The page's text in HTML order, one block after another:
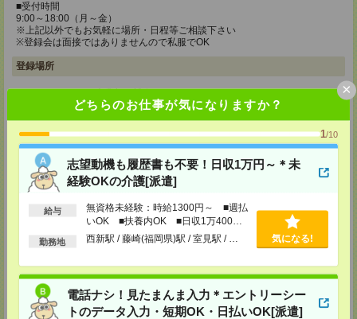
どちらのお仕事が気になりますか？
1/10
志望動機も履歴書も不要！日収1万円～＊未
経験OKの介護[派遣]
給与
無資格未経験：時給1300円～ ■週払
いOK ■扶養内OK ■日収1万400円
以上
勤務地 西新駅 / 藤崎(福岡県)駅 / 室見駅 / … 気になる!
電話ナシ！見たまんま入力＊エントリーシー
トのデータ入力・短期OK・日払いOK[派遣]
×
■受付時間
9:00～18:00（月～金）
※上記以外でもお気軽に場所・日程等ご相談下さい
※登録会は面接ではありませんので私服でOK
登録場所
福岡県福岡市博多区博多駅前2-1-1 福岡朝日ビル 5F 510号室
TEL：0120-802-274
MAIL：tenshoku@nikken-ts.jp
担当：採用担当
メディカルケア事業部 小倉オフィス
福岡県北九州市小倉北区米町1-3-1 明治安田生命北九州ビル3F
TEL：0120-802-274
tenshoku@nikken-ts.jp
熊本県熊本市中央区花畑町1-7 MY熊本ビル2F 2-3号室
TEL：0120-917-473
MAIL：tenshoku@nikken-ts.jp
担当：採用担当